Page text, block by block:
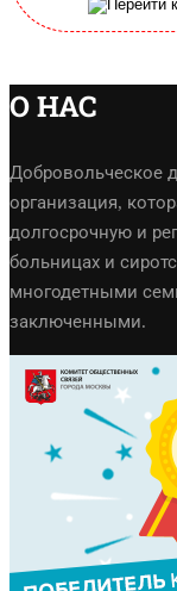
О НАС
Добровольческое
организация,
долгосрочную и
больницах и
многодетными
заключенными.